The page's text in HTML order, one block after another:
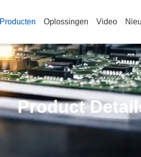
Producten Oplossingen Video
Product